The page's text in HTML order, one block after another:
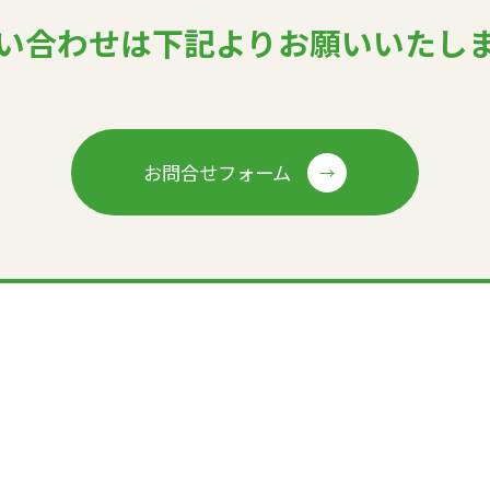
合わせは下記よりお願いいたし
お問合せフォーム →